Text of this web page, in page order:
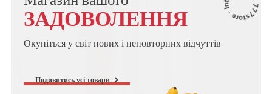
ЗАДОВОЛЕННЯ
Окуніться у світ нових і неповторних відчуттів
Подивитись усі товари